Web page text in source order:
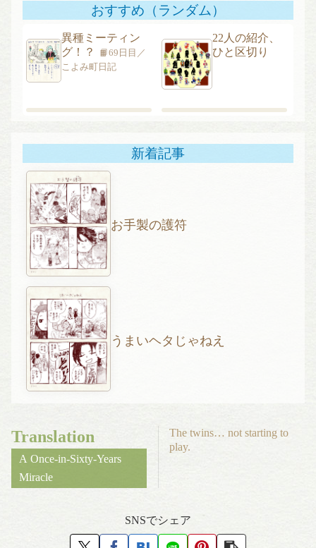
ー
シ
ョ
ン
おすすめ（ランダム）
異種ミーティン
グ！？
📙69日目／
こよみ町日記
22人の紹介、
ひと区切り
新着記事
お手製の護符
うまいヘタじゃねえ
Translation
A Once-in-Sixty-Years
Miracle
The twins… not starting to
play.
SNSでシェア